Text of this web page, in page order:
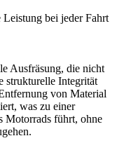
bei jeder Fahrt
Ausfräsung, die nicht
strukturelle Integrität
von Material
was zu einer
Motorrads führt, ohne